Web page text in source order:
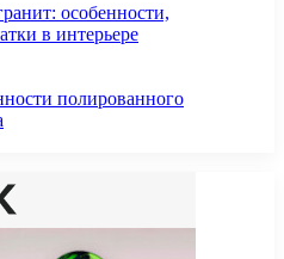
особенности,
в интерьере
полированного